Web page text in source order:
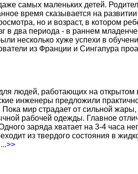
самых маленьких детей.
время сказывается на
но и возраст, в котором
в два периода - в раннем
несколько хуже успехи в
из Франции и Сингапура
людей, работающих на открытом
инженеры предложили
мир страдает от сильной
рабочей одежды. Главное
заряда хватает на 3-4 часа
из твердого состояния в
...>>